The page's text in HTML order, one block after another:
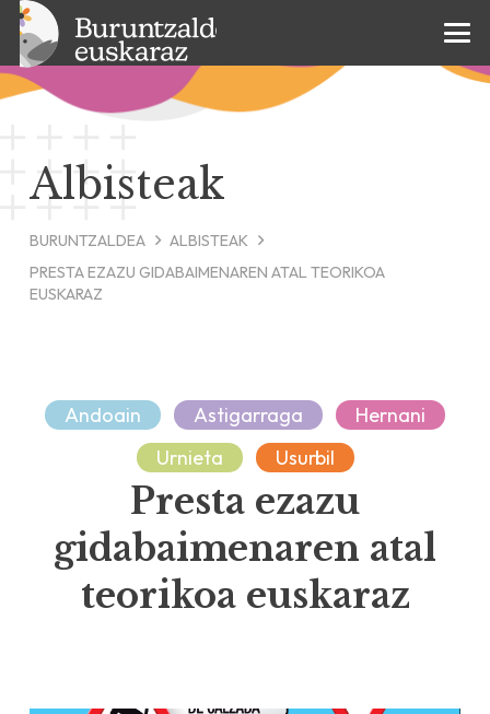
Albisteak
BURUNTZALDEA
ALBISTEAK
PRESTA EZAZU GIDABAIMENAREN ATAL TEORIKOA
EUSKARAZ
Andoain Astigarraga
Hernani
Urnieta
Usurbil
Presta ezazu
gidabaimenaren atal
teorikoa euskaraz